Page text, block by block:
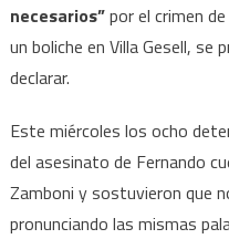
necesarios”por el crimen
un boliche en Villa Gesell, se
declarar.
Este miércoles los ocho
del asesinato de Fernando
Zamboni y sostuvieron que
pronunciando las mismas